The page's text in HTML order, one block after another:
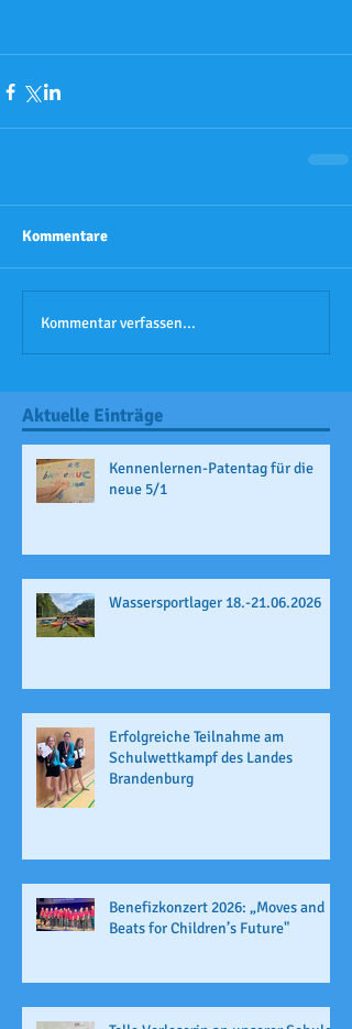
Kommentare
Kommentar verfassen...
Aktuelle Einträge
Kennenlernen-Patentag für die
neue 5/1
Wassersportlager 18.-21.06.2026
Erfolgreiche Teilnahme am
Schulwettkampf des Landes
Brandenburg
Benefizkonzert 2026: „Moves and
Beats for Children’s Future"